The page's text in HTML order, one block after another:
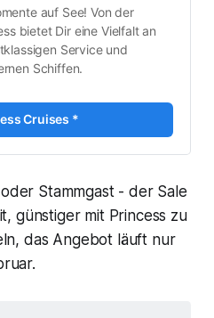
auf See! Von der
bietet Dir eine Vielfalt an
Service und
Schiffen.
Cruises *
Stammgast - der Sale
günstiger mit Princess zu
das Angebot läuft nur